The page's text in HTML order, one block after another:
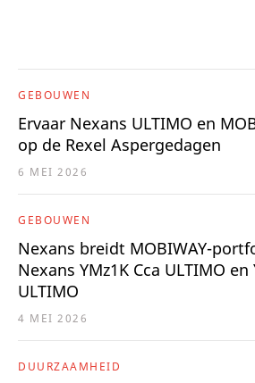
GEBOUWEN
Ervaar Nexans ULTIMO en
op de Rexel Aspergedagen
6 MEI 2026
GEBOUWEN
Nexans breidt MOBIWAY-
Nexans YMz1K Cca ULTIMO en
ULTIMO
4 MEI 2026
DUURZAAMHEID